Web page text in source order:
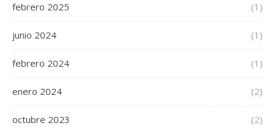
febrero 2025 (1)
junio 2024 (1)
febrero 2024 (1)
enero 2024 (2)
octubre 2023 (2)